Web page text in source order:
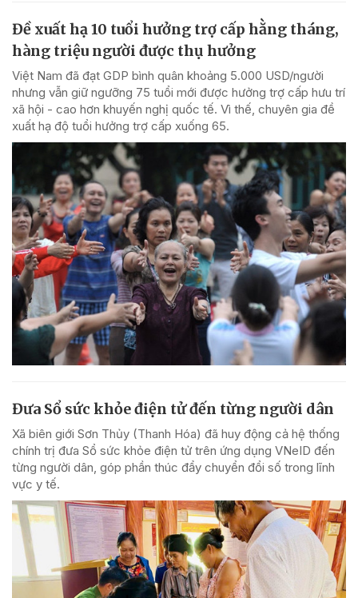
Đề xuất hạ 10 tuổi hưởng trợ cấp hằng tháng,
hàng triệu người được thụ hưởng
Việt Nam đã đạt GDP bình quân khoảng 5.000 USD/người
nhưng vẫn giữ ngưỡng 75 tuổi mới được hưởng trợ cấp hưu trí
xã hội - cao hơn khuyến nghị quốc tế. Vì thế, chuyên gia đề
xuất hạ độ tuổi hưởng trợ cấp xuống 65.
Đưa Sổ sức khỏe điện tử đến từng người dân
Xã biên giới Sơn Thủy (Thanh Hóa) đã huy động cả hệ thống
chính trị đưa Sổ sức khỏe điện tử trên ứng dụng VNeID đến
từng người dân, góp phần thúc đẩy chuyển đổi số trong lĩnh
vực y tế.